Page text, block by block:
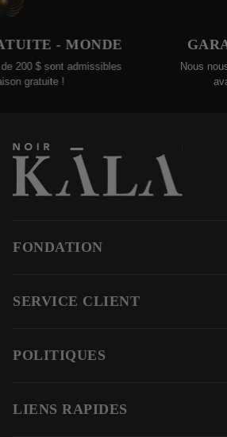
- MONDE
$ sont admissibles
gratuite !
Nous nous
FONDATION
SERVICE CLIENT
POLITIQUES
LIENS RAPIDES